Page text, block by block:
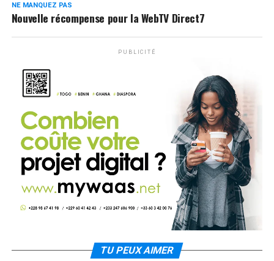
NE MANQUEZ PAS
Nouvelle récompense pour la WebTV Direct7
PUBLICITÉ
TU PEUX AIMER